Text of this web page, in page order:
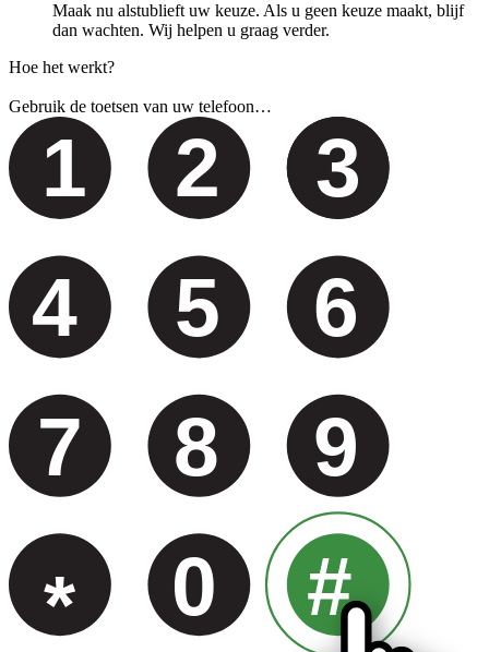
Maak nu alstublieft uw keuze. Als u geen keuze maakt, blijf
dan wachten. Wij helpen u graag verder.
Hoe het werkt?
Gebruik de toetsen van uw telefoon…
1 2 3
4 5
6
7
8 9
* 0 #